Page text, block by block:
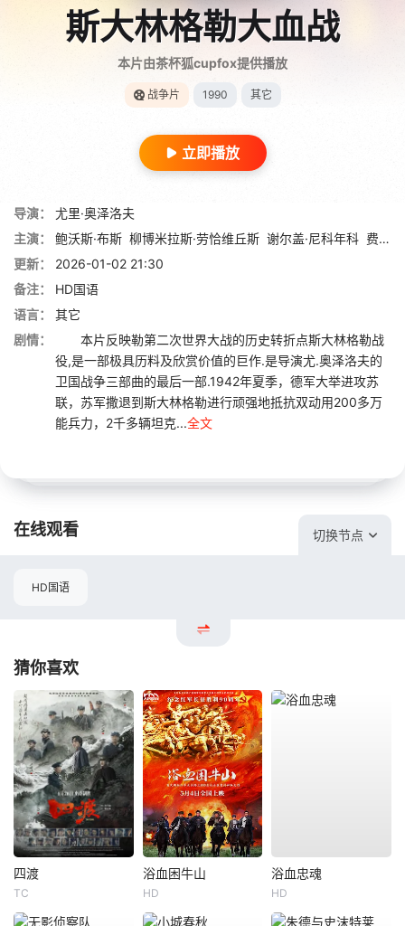
斯大林格勒大血战
本片由茶杯狐cupfox提供播放
战争片 1990 其它
立即播放
导演：
尤里·奥泽洛夫
主演：
鲍沃斯·布斯 柳博米拉斯·劳恰维丘斯 谢尔盖·尼科年科 费尔南多·阿连德
更新：
2026-01-02 21:30
备注：
HD国语
语言：
其它
剧情：
本片反映勒第二次世界大战的历史转折点斯大林格勒战
役,是一部极具历料及欣赏价值的巨作.是导演尤.奥泽洛夫的
卫国战争三部曲的最后一部.1942年夏季，德军大举进攻苏
联，苏军撒退到斯大林格勒进行顽强地抵抗双动用200多万
能兵力，2千多辆坦克...全文
在线观看 切换节点
HD国语
猜你喜欢
四渡
TC
浴血困牛山
HD
浴血忠魂
HD